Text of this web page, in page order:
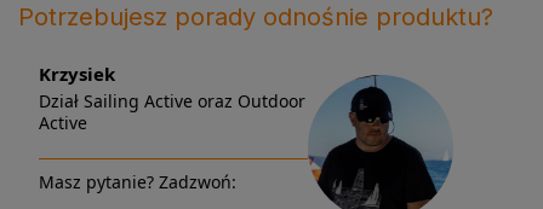
Potrzebujesz porady odnośnie produktu?
Krzysiek
Dział Sailing Active oraz Outdoor
Active
Masz pytanie? Zadzwoń: